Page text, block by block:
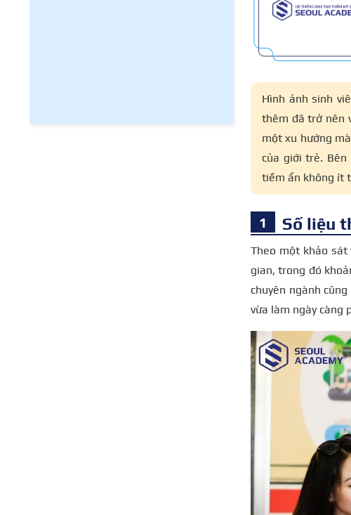
Hình ảnh sinh
thêm đã trở nên
một xu hướng
của giới trẻ.
tiềm ẩn không ít
Số liệu
Theo một khảo sát
gian, trong đó
chuyên ngành
vừa làm ngày càng